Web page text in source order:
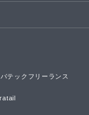
テックフリーランス